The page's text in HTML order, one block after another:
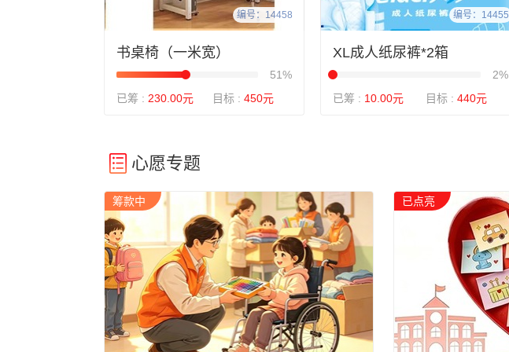
编号：14458
书桌椅（一米宽）
51%
已筹 : 230.00元 目标 : 450元
编号：14455
XL成人纸尿裤*2箱
2%
已筹 : 10.00元 目标 : 440元
心愿专题
筹款中 已点亮